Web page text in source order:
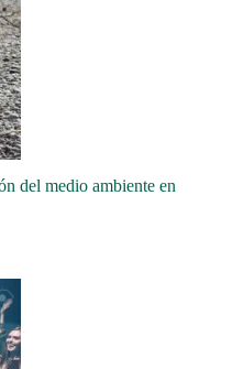
del medio ambiente en